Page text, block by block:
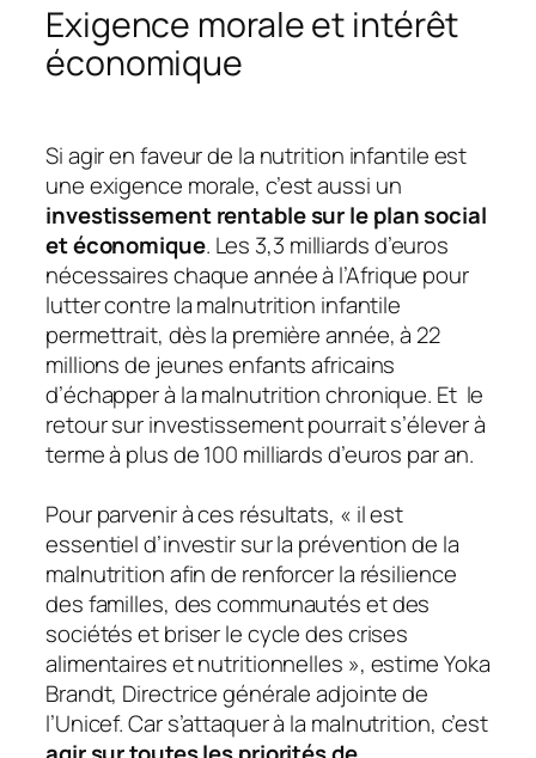
Exigence morale et intérêt
économique
Si agir en faveur de la nutrition infantile est
une exigence morale, c’est aussi un
investissement rentable sur le plan social
et économique. Les 3,3 milliards d’euros
nécessaires chaque année à l’Afrique pour
lutter contre la malnutrition infantile
permettrait, dès la première année, à 22
millions de jeunes enfants africains
d’échapper à la malnutrition chronique. Et le
retour sur investissement pourrait s’élever à
terme à plus de 100 milliards d’euros par an.
Pour parvenir à ces résultats, « il est
essentiel d’investir sur la prévention de la
malnutrition afin de renforcer la résilience
des familles, des communautés et des
sociétés et briser le cycle des crises
alimentaires et nutritionnelles », estime Yoka
Brandt, Directrice générale adjointe de
l’Unicef. Car s’attaquer à la malnutrition, c’est